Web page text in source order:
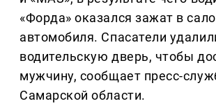
«Форда» оказался зажат в
автомобиля. Спасатели
водительскую дверь, чтобы
мужчину, сообщает пресс-
Самарской области.